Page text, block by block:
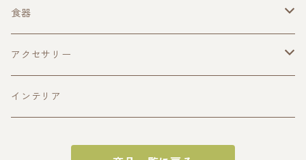
食器
酒器
ぐい呑み(寄木造)
皿
アクセサリー
ペンダント
インテリア